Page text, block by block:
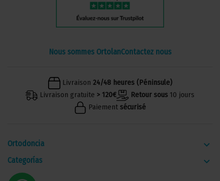
Nous sommes OrtolanContactez nous
Livraison 24/48 heures (Péninsule)
Livraison gratuite > 120€ Retour sous 10 jours
Paiement sécurisé
Ortodoncia keyboard_arrow_down
Categorías keyboard_arrow_down